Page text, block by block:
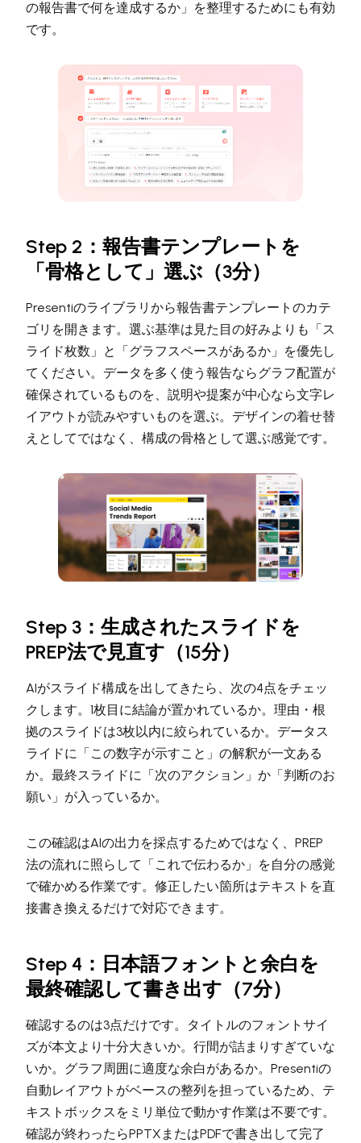
の報告書で何を達成するか」を整理するためにも有効
です。
Step 2：報告書テンプレートを
「骨格として」選ぶ（3分）
Presentiのライブラリから報告書テンプレートのカテ
ゴリを開きます。選ぶ基準は見た目の好みよりも「ス
ライド枚数」と「グラフスペースがあるか」を優先し
てください。データを多く使う報告ならグラフ配置が
確保されているものを、説明や提案が中心なら文字レ
イアウトが読みやすいものを選ぶ。デザインの着せ替
えとしてではなく、構成の骨格として選ぶ感覚です。
Step 3：生成されたスライドを
PREP法で見直す（15分）
AIがスライド構成を出してきたら、次の4点をチェッ
クします。1枚目に結論が置かれているか。理由・根
拠のスライドは3枚以内に絞られているか。データス
ライドに「この数字が示すこと」の解釈が一文ある
か。最終スライドに「次のアクション」か「判断のお
願い」が入っているか。
この確認はAIの出力を採点するためではなく、PREP
法の流れに照らして「これで伝わるか」を自分の感覚
で確かめる作業です。修正したい箇所はテキストを直
接書き換えるだけで対応できます。
Step 4：日本語フォントと余白を
最終確認して書き出す（7分）
確認するのは3点だけです。タイトルのフォントサイ
ズが本文より十分大きいか。行間が詰まりすぎていな
いか。グラフ周囲に適度な余白があるか。Presentiの
自動レイアウトがベースの整列を担っているため、テ
キストボックスをミリ単位で動かす作業は不要です。
確認が終わったらPPTXまたはPDFで書き出して完了